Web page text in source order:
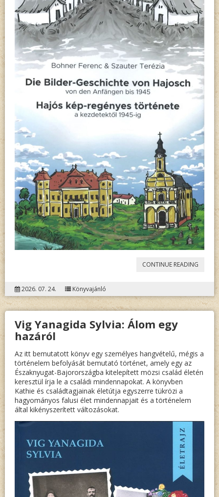
CONTINUE READING
2026. 07. 24. Könyvajánló
Vig Yanagida Sylvia: Álom egy
hazáról
Az itt bemutatott könyv egy személyes hangvételű, mégis a
történelem befolyását bemutató történet, amely egy az
Északnyugat-Bajorországba kitelepített mözsi család életén
keresztül írja le a családi mindennapokat. A könyvben
Kathie és családtagjainak életútja egyszerre tükrözi a
hagyományos falusi élet mindennapjait és a történelem
által kikényszerített változásokat.